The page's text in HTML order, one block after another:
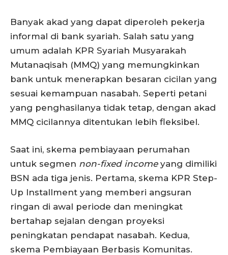
Banyak akad yang dapat diperoleh pekerja
informal di bank syariah. Salah satu yang
umum adalah KPR Syariah Musyarakah
Mutanaqisah (MMQ) yang memungkinkan
bank untuk menerapkan besaran cicilan yang
sesuai kemampuan nasabah. Seperti petani
yang penghasilanya tidak tetap, dengan akad
MMQ cicilannya ditentukan lebih fleksibel.
Saat ini, skema pembiayaan perumahan
untuk segmen non-fixed incomeyang dimiliki
BSN ada tiga jenis. Pertama, skema KPR Step-
Up Installment yang memberi angsuran
ringan di awal periode dan meningkat
bertahap sejalan dengan proyeksi
peningkatan pendapat nasabah. Kedua,
skema Pembiayaan Berbasis Komunitas.